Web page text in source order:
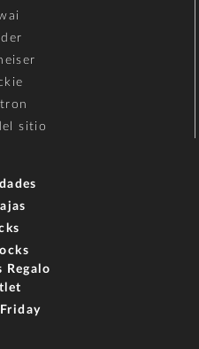
sitio
Regalo